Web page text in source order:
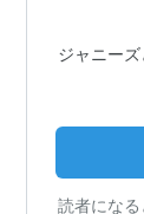
ジャニー
読者になる